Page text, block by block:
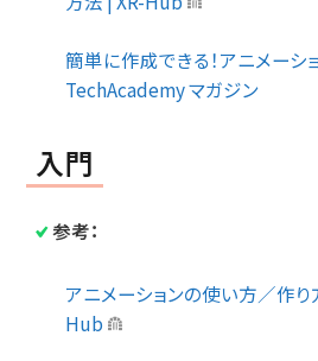
簡単に作成できる！アニメーシ
TechAcademy マガジン
入門
参考：
アニメーションの使い方／作り
Hub